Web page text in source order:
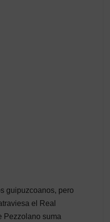
guipuzcoanos, pero
el Real
Pezzolano suma